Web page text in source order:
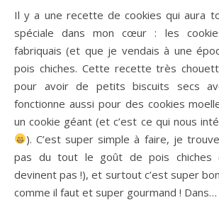
Il y a une recette de cookies qui aura toujours une place
spéciale dans mon cœur : les
fabriquais (et que je vendais à une
pois chiches. Cette recette très
pour avoir de petits biscuits secs
fonctionne aussi pour des cookies
un cookie géant (et c’est ce qui nous
). C’est super simple à faire, je
pas du tout le goût de pois chiches
devinent pas !), et surtout c’est super
comme il faut et super gourmand ! Dans…